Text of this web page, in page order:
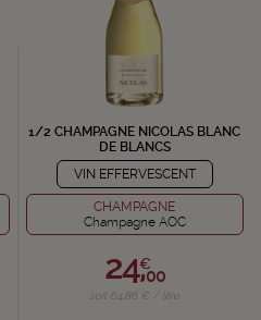
1/2 CHAMPAGNE NICOLAS BLANC
DE BLANCS
VIN EFFERVESCENT
CHAMPAGNE
Champagne AOC
24,€
00
soit 64,86 € / litre